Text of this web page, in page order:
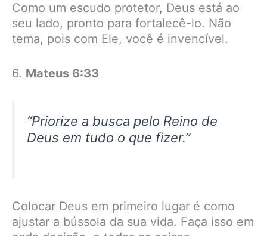
Como um escudo protetor, Deus está ao
seu lado, pronto para fortalecê-lo. Não
tema, pois com Ele, você é invencível.
6. Mateus 6:33
“Priorize a busca pelo Reino de
Deus em tudo o que fizer.”
Colocar Deus em primeiro lugar é como
ajustar a bússola da sua vida. Faça isso em